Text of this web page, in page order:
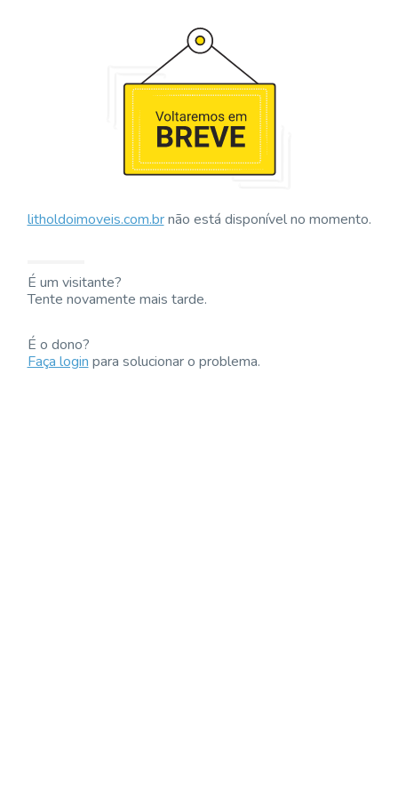
litholdoimoveis.com.brnão está disponível no momento.
É um visitante?
Tente novamente mais tarde.
É o dono?
Faça loginpara solucionar o problema.